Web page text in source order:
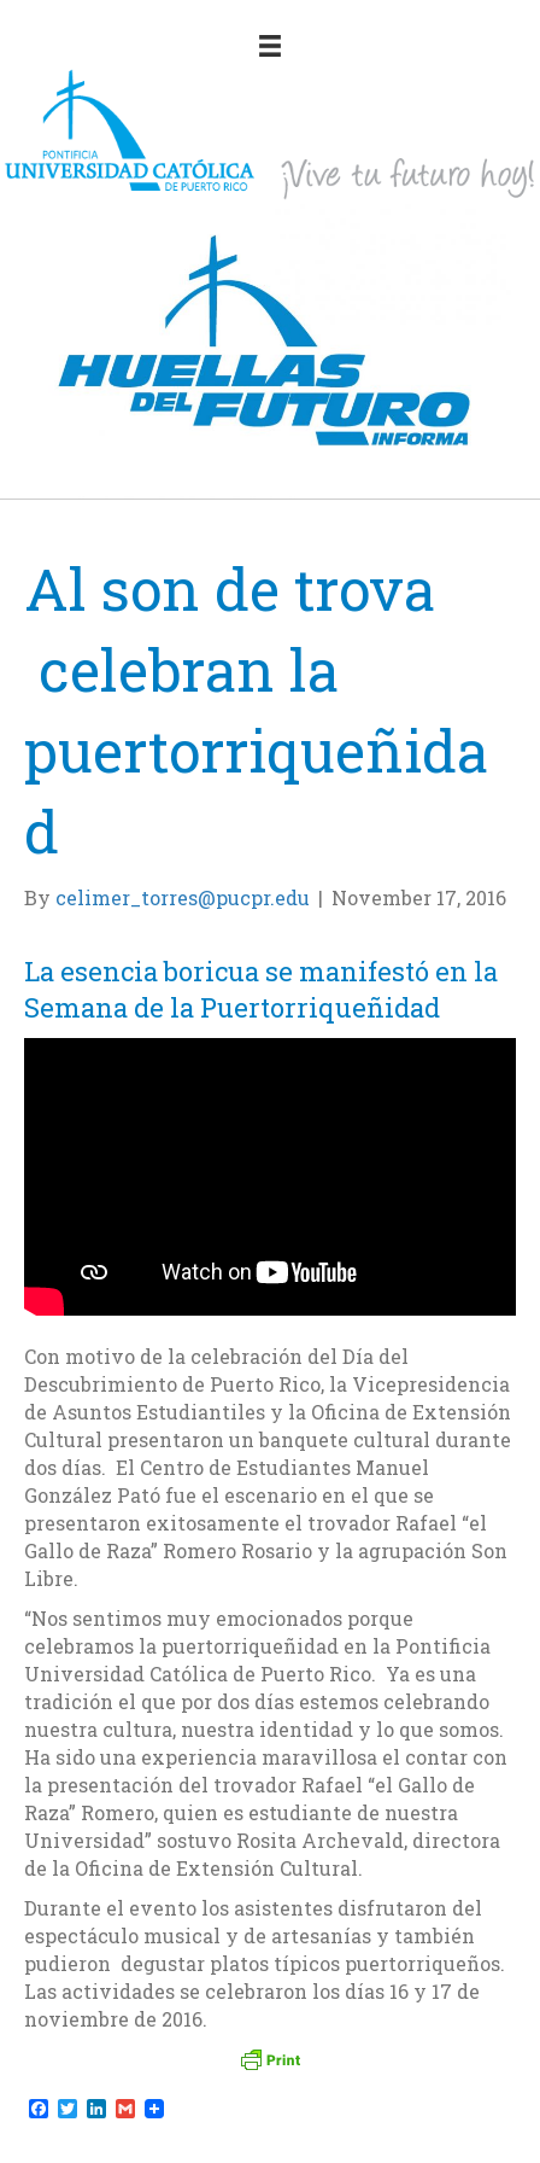
Al son de trova
celebran la
puertorriqueñida
d
By celimer_torres@pucpr.edu | November 17, 2016
La esencia boricua se manifestó en la
Semana de la Puertorriqueñidad
Con motivo de la celebración del Día del
Descubrimiento de Puerto Rico, la Vicepresidencia
de Asuntos Estudiantiles y la Oficina de Extensión
Cultural presentaron un banquete cultural durante
dos días. El Centro de Estudiantes Manuel
González Pató fue el escenario en el que se
presentaron exitosamente el trovador Rafael “el
Gallo de Raza” Romero Rosario y la agrupación Son
Libre.
“Nos sentimos muy emocionados porque
celebramos la puertorriqueñidad en la Pontificia
Universidad Católica de Puerto Rico. Ya es una
tradición el que por dos días estemos celebrando
nuestra cultura, nuestra identidad y lo que somos.
Ha sido una experiencia maravillosa el contar con
la presentación del trovador Rafael “el Gallo de
Raza” Romero, quien es estudiante de nuestra
Universidad” sostuvo Rosita Archevald, directora
de la Oficina de Extensión Cultural.
Durante el evento los asistentes disfrutaron del
espectáculo musical y de artesanías y también
pudieron degustar platos típicos puertorriqueños.
Las actividades se celebraron los días 16 y 17 de
noviembre de 2016.
F
a
T
w
L G
m